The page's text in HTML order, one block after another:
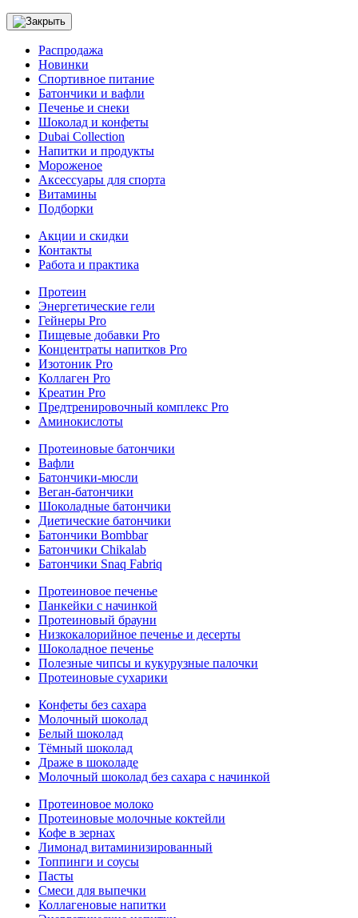
Распродажа
Новинки
Спортивное питание
Батончики и вафли
Печенье и снеки
Шоколад и конфеты
Dubai Collection
Напитки и продукты
Мороженое
Аксессуары для спорта
Витамины
Подборки
Акции и скидки
Контакты
Работа и практика
Протеин
Энергетические гели
Гейнеры Pro
Пищевые добавки Pro
Концентраты напитков Pro
Изотоник Pro
Коллаген Pro
Креатин Pro
Предтренировочный комплекс Pro
Аминокислоты
Протеиновые батончики
Вафли
Батончики-мюсли
Веган-батончики
Шоколадные батончики
Диетические батончики
Батончики Bombbar
Батончики Chikalab
Батончики Snaq Fabriq
Протеиновое печенье
Панкейки с начинкой
Протеиновый брауни
Низкокалорийное печенье и десерты
Шоколадное печенье
Полезные чипсы и кукурузные палочки
Протеиновые сухарики
Конфеты без сахара
Молочный шоколад
Белый шоколад
Тёмный шоколад
Драже в шоколаде
Молочный шоколад без сахара с начинкой
Протеиновое молоко
Протеиновые молочные коктейли
Кофе в зернах
Лимонад витаминизированный
Топпинги и соусы
Пасты
Смеси для выпечки
Коллагеновые напитки